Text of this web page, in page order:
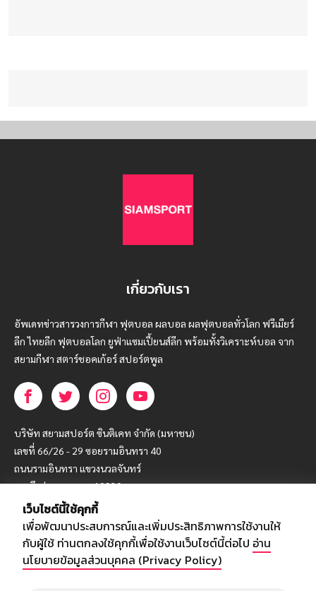
เกี่ยวกับเรา
อัพเดทข่าวสารวงการกีฬา ฟุตบอล ผลบอล ผลฟุตบอลทั่วโลก ฟรีเมียร์
ลีก ไทยลีก ฟุตบอลโลก ยูฟ่าแซมเปี้ยนส์ลีก พร้อมทั้งวิเคราะห์บอล จาก
สยามกีฬา สตาร์ชอคเก้อร์ สปอร์ตพูล
บริษัท สยามสปอร์ต ซินติเคท จำกัด (มหาชน)
เลขที่ 66/26 - 29 ซอยรามอินทรา 40
ถนนรามอินทรา แขวงนวลจันทร์
เขตบึงกุ่ม กรุงเทพฯ 10230
โทร : 02-5088-000
webmaster@siamsport.co.th
เว็บไซต์ : www.siamsport.co.th
เว็บไซต์นี้ใช้คุกกี้
เพื่อพัฒนาประสบการณ์และเพิ่มประสิทธิภาพการใช้งานให้
กับผู้ใช้ ท่านตกลงใช้คุกกี้เพื่อใช้งานเว็บไซต์นี้ต่อไป อ่าน
นโยบายข้อมูลส่วนบุคคล (Privacy Policy)